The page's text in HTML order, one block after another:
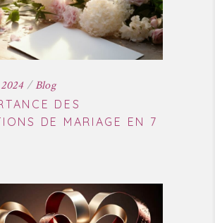
Blog
DES
DE MARIAGE EN 7